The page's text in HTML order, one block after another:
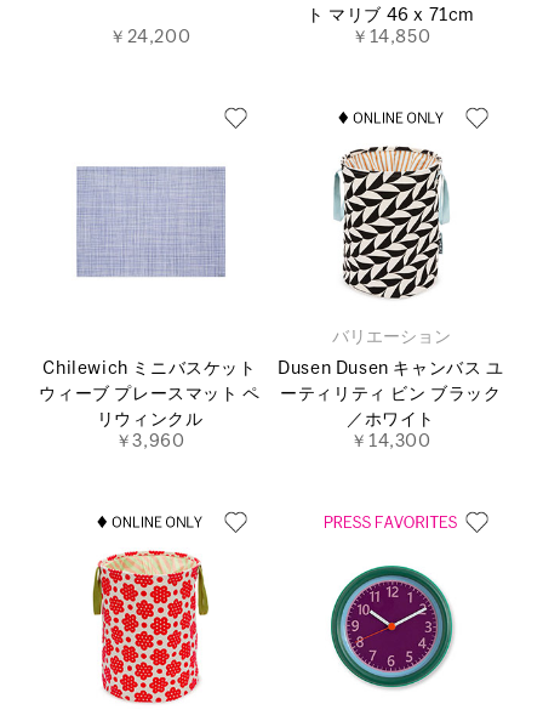
￥24,200
ト マリブ 46 x 71cm
￥14,850
Chilewich ミニバスケット
ウィーブ プレースマット ペ
リウィンクル
￥3,960
バリエーション
Dusen Dusen キャンバス ユ
ーティリティ ビン ブラック
／ホワイト
￥14,300